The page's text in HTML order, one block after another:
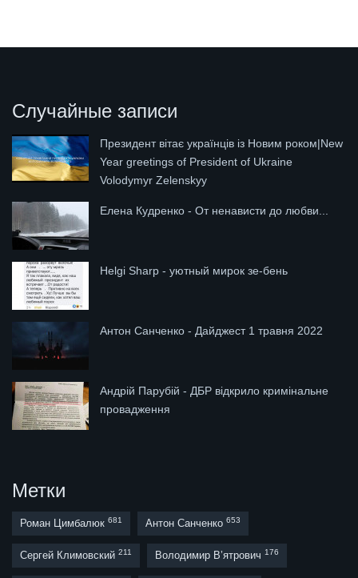
Случайные записи
Президент вітає українців із Новим роком|New
Year greetings of President of Ukraine
Volodymyr Zelenskyy
Елена Кудренко - От ненависти до любви...
Helgi Sharp - уютный мирок зе-бень
Антон Санченко - Дайджест 1 травня 2022
Андрій Парубій - ДБР відкрило кримінальне
провадження
Метки
Роман Цимбалюк 681 Антон Санченко 653
Сергей Климовский 211 Володимир В’ятрович 176